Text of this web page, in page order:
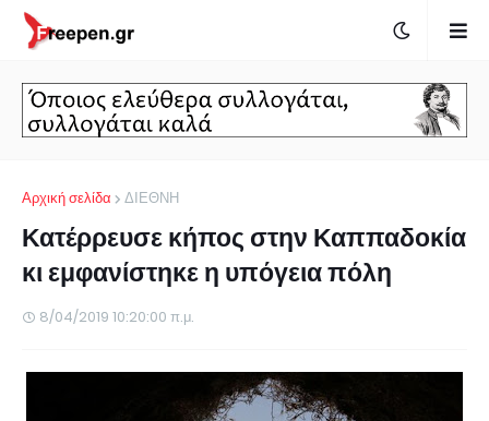
Αρχική σελίδα ΔΙΕΘΝΗ
Κατέρρευσε κήπος στην Καππαδοκία
κι εμφανίστηκε η υπόγεια πόλη
8/04/2019 10:20:00 π.μ.